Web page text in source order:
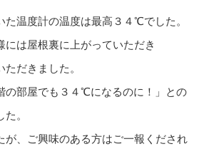
た温度計の温度は最高３４℃でした。
には屋根裏に上がっていただき
だきました。
の部屋でも３４℃になるのに！」との
。
が、ご興味のある方はご一報くだされ